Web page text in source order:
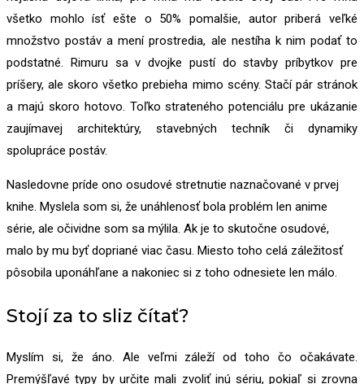
všetko mohlo ísť ešte o 50% pomalšie, autor priberá veľké
množstvo postáv a mení prostredia, ale nestíha k nim podať to
podstatné. Rimuru sa v dvojke pustí do stavby príbytkov pre
príšery, ale skoro všetko prebieha mimo scény. Stačí pár stránok
a majú skoro hotovo. Toľko strateného potenciálu pre ukázanie
zaujímavej architektúry, stavebných techník či dynamiky
spolupráce postáv.
Nasledovne príde ono osudové stretnutie naznačované v prvej
knihe. Myslela som si, že unáhlenosť bola problém len anime
série, ale očividne som sa mýlila. Ak je to skutočne osudové,
malo by mu byť dopriané viac času. Miesto toho celá záležitosť
pôsobila uponáhľane a nakoniec si z toho odnesiete len málo.
Stojí za to sliz čítať?
Myslím si, že áno. Ale veľmi záleží od toho čo očakávate.
Premýšľavé typy by určite mali zvoliť inú sériu, pokiaľ si zrovna